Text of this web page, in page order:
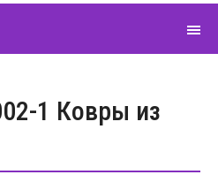
1 Ковры из